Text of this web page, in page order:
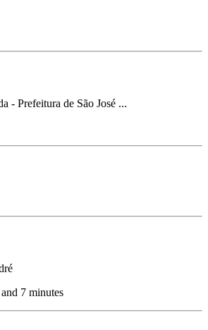
- Prefeitura de São José ...
7 minutes